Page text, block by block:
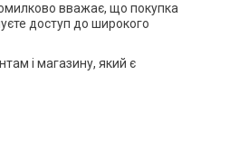
вважає, що покупка
доступ до широкого
і магазину, який є